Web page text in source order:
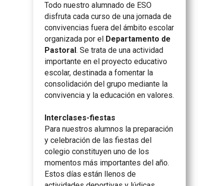
Todo nuestro alumnado de ESO
disfruta cada curso de una jornada de
convivencias fuera del ámbito escolar
organizada por el Departamento de
Pastoral. Se trata de una actividad
importante en el proyecto educativo
escolar, destinada a fomentar la
consolidación del grupo mediante la
convivencia y la educación en valores.
Interclases-fiestas
Para nuestros alumnos la preparación
y celebración de las fiestas del
colegio constituyen uno de los
momentos más importantes del año.
Estos días están llenos de